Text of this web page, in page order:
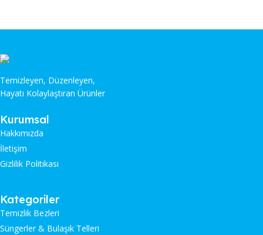
Temizleyen, Düzenleyen,
Hayatı Kolaylaştıran Ürünler
Kurumsal
Hakkımızda
İletişim
Gizlilik Politikası
Kategoriler
Temizlik Bezleri
Süngerler & Bulaşık Telleri